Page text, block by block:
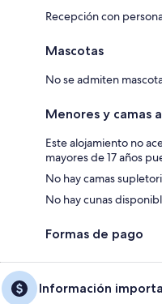
Recepción con
Mascotas
No se admiten
Menores y camas
Este alojamiento no
mayores de 17 años
No hay camas
No hay cunas
Formas de pago
Información